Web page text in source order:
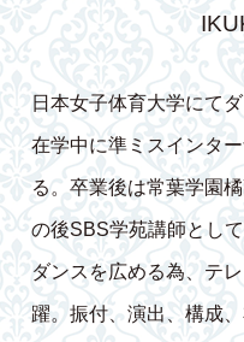
日本女子体育大学にて
在学中に準ミスインタ
る。卒業後は常葉学園
の後SBS学苑講師とし
ダンスを広める為、テ
躍。振付、演出、構成